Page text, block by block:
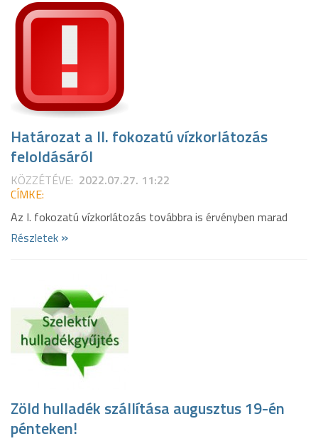
Határozat a II. fokozatú vízkorlátozás
feloldásáról
KÖZZÉTÉVE: 2022.07.27. 11:22
CÍMKE:
Az I. fokozatú vízkorlátozás továbbra is érvényben marad
Részletek »
Zöld hulladék szállítása augusztus 19-én
pénteken!